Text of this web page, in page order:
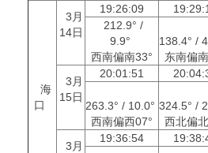
海
口
3月
14日
19:26:09
212.9° /
9.9°
西南偏南33°
138.4° /
东南偏
3月
15日
20:01:51
263.3° / 10.0°
西南偏西07°
324.5° /
西北偏
3月
19:36:54